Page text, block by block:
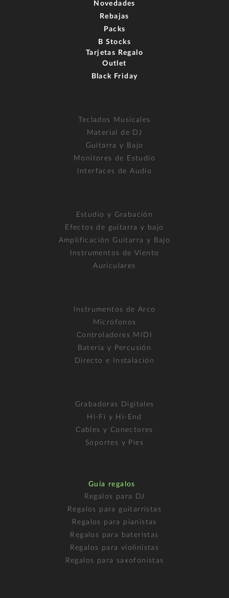
Novedades
Rebajas
Packs
B Stocks
Tarjetas Regalo
Outlet
Black Friday
Teclados Musicales
Material de DJ
Guitarra y Bajo
Monitores de Estudio
Interfaces de Audio
Estudio y Grabación
Efectos de guitarra y bajo
Amplificación Guitarra y Bajo
Instrumentos de Viento
Auriculares
Instrumentos de Arco
Micrófonos
Controladores MIDI
Batería y Percusión
Directo e Instalación
Grabadoras Digitales
Hi-Fi y Hi-End
Cables y Conectores
Soportes y Pies
Guía regalos
Regalos para DJ
Regalos para guitarristas
Regalos para pianistas
Regalos para bateristas
Regalos para violinistas
Regalos para saxofonistas